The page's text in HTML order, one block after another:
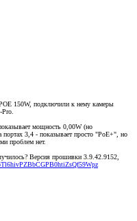
150W, подключили к нему камеры
мощность 0,00W (но
портах 3,4 - показывает просто "PoE+", но
проблем нет.
Версия прошивки 3.9.42.9152,